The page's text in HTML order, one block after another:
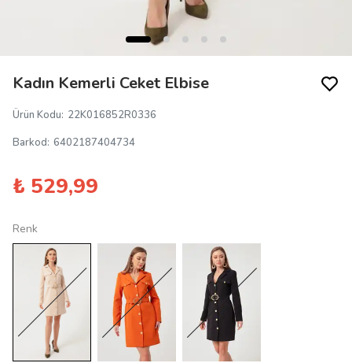
Kadın Kemerli Ceket Elbise
Ürün Kodu: 22K016852R0336
Barkod: 6402187404734
₺ 529,99
Renk